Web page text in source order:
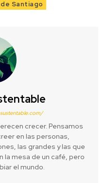
Santiago
crecer. Pensamos
en las personas,
las grandes y las que
la mesa de un café, pero
el mundo.